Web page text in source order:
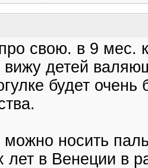
свою. в 9 мес.
детей
будет
носить
лет в Венеции в